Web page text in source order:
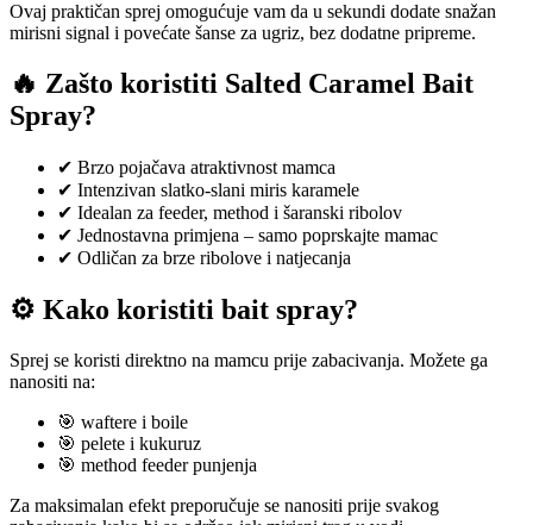
Ovaj praktičan sprej omogućuje vam da u sekundi dodate snažan
mirisni signal i povećate šanse za ugriz, bez dodatne pripreme.
🔥 Zašto koristiti Salted Caramel Bait
Spray?
✔ Brzo pojačava atraktivnost mamca
✔ Intenzivan slatko-slani miris karamele
✔ Idealan za feeder, method i šaranski ribolov
✔ Jednostavna primjena – samo poprskajte mamac
✔ Odličan za brze ribolove i natjecanja
⚙️ Kako koristiti bait spray?
Sprej se koristi direktno na mamcu prije zabacivanja. Možete ga
nanositi na:
🎯 waftere i boile
🎯 pelete i kukuruz
🎯 method feeder punjenja
Za maksimalan efekt preporučuje se nanositi prije svakog